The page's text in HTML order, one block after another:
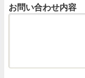
お問い合わせ内容